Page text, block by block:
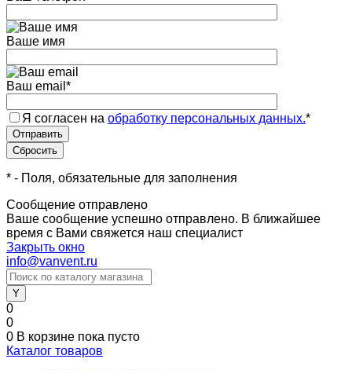
Ваше имя
Ваш email *
Я согласен на обработку персональных данных.*
* - Поля, обязательные для заполнения
Сообщение отправлено
Ваше сообщение успешно отправлено. В ближайшее
время с Вами свяжется наш специалист
Закрыть окно
info@vanvent.ru
0
0
0 В корзине пока пусто
Каталог товаров